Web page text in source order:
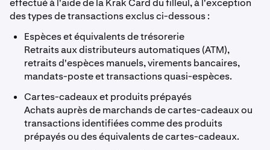
effectué à l'aide de la Krak Card du filleul, à l'exception
des types de transactions exclus ci-dessous :
Espèces et équivalents de trésorerie
Retraits aux distributeurs automatiques (ATM),
retraits d'espèces manuels, virements bancaires,
mandats-poste et transactions quasi-espèces.
Cartes-cadeaux et produits prépayés
Achats auprès de marchands de cartes-cadeaux ou
transactions identifiées comme des produits
prépayés ou des équivalents de cartes-cadeaux.